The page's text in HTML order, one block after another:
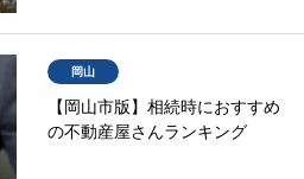
岡山
【岡山市版】相続時におすすめ
の不動産屋さんランキング